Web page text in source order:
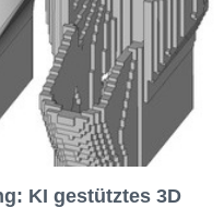
KI gestütztes 3D